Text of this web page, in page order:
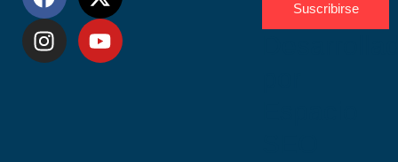
Suscribirse